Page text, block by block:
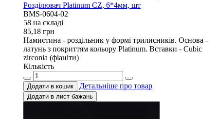
Розділювач Platinum CZ, 6*4мм, шт
BMS-0604-02
58 на складi
85,18 грн
Намистина - роздільник у формі трилисників. Основа -
латунь з покриттям кольору Platinum. Вставки - Cubic
zirconia (фіаніти)
Кількість
Додати в кошик Детальніше про товар
Додати в лист бажань